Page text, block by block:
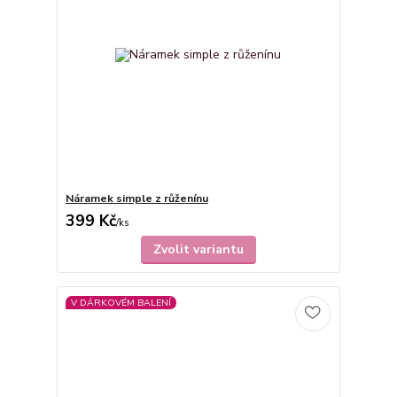
Náramek simple z růženínu
399 Kč/ks
Zvolit variantu
V DÁRKOVÉM BALENÍ